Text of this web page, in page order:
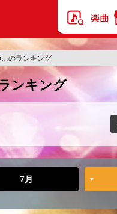
のランキング
ンキング
7月